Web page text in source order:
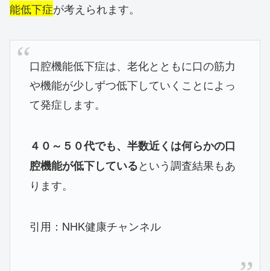
能低下症が考えられます。
口腔機能低下症は、老化とともに口の筋力
や機能が少しずつ低下していくことによっ
て発症します。
４０～５０代でも、半数近くは何らかの口
腔機能が低下しているという調査結果もあ
ります。
引用：NHK健康チャンネル